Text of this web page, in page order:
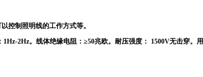
控制照明线的工作方式等。
1Hz-2Hz。 线体绝缘电阻：≥50兆欧。耐压强度： 1500V无击穿。用